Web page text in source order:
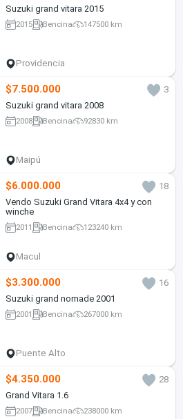
Suzuki grand vitara 2015
2015 Bencina 147500 km
Providencia
$7.500.000
3
Suzuki grand vitara 2008
2008 Bencina 92830 km
Maipú
$6.000.000
18
Vendo Suzuki Grand Vitara 4x4 y con
winche
2011 Bencina 123240 km
Macul
$3.300.000
16
Suzuki grand nomade 2001
2001 Bencina 267000 km
Puente Alto
$4.350.000
28
Grand Vitara 1.6
2007 Bencina 238000 km